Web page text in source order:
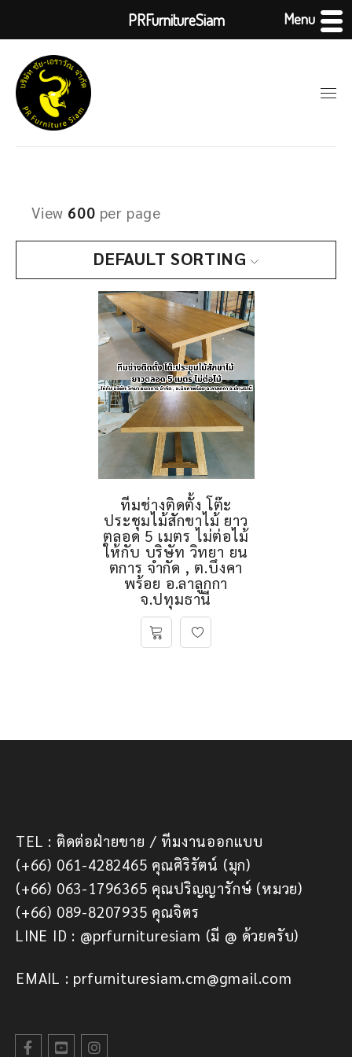
DEFAULT SORTING
View 600 per page
ทีมช่างติดตั้ง โต๊ะ
ประชุมไม้สักขาไม้ ยาว
ตลอด 5 เมตร ไม่ต่อไม้
ให้กับ บริษัท วิทยา ยน
ตการ จำกัด , ต.บึงคา
พร้อย อ.ลาลูกกา
จ.ปทุมธานี
TEL : ติดต่อฝ่ายขาย / ทีมงานออกแบบ
(+66) 061-4282465 คุณศิริรัตน์ (มุก)
(+66) 063-1796365 คุณปริญญารักษ์ (หมวย)
(+66) 089-8207935 คุณจิตร
LINE ID : @prfurnituresiam (มี @ ด้วยครับ)
EMAIL : prfurnituresiam.cm@gmail.com
PRFurnitureSiam Menu